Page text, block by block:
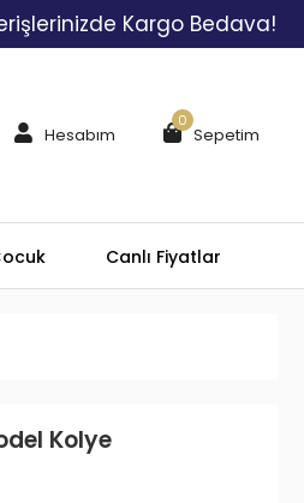
Kargo Bedava!
Hesabım Sepetim
0
Canlı Fiyatlar
Kolye